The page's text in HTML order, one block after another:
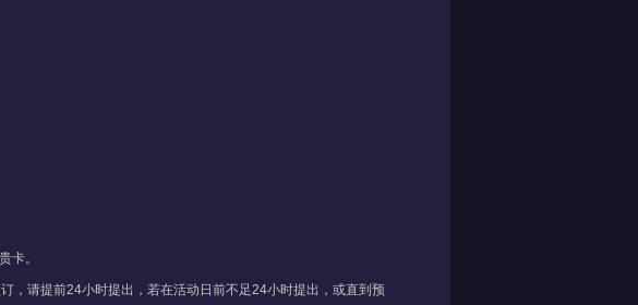
卡。
，请提前24小时提出，若在活动日前不足24小时提出，或直到预